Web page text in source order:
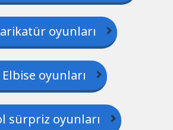
oyunları
Elbise oyunları
sürpriz oyunları